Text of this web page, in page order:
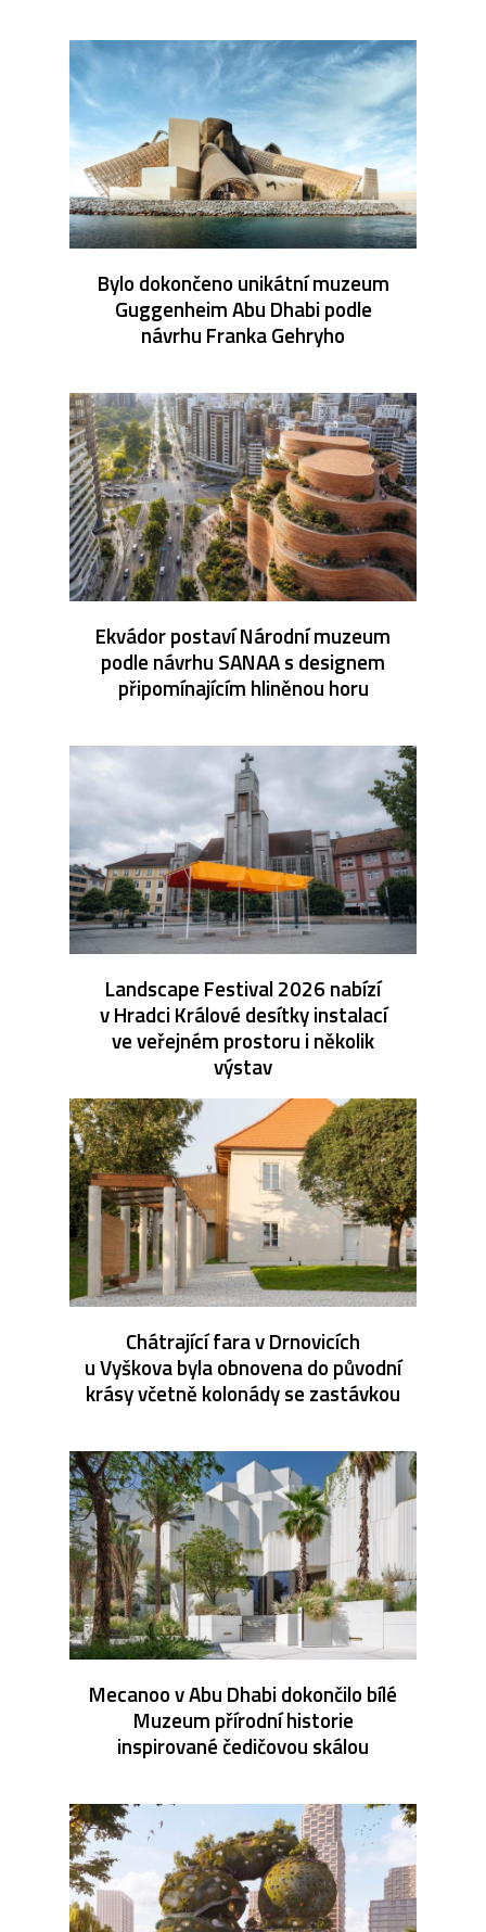
Bylo dokončeno unikátní muzeum
Guggenheim Abu Dhabi podle
návrhu Franka Gehryho
Ekvádor postaví Národní muzeum
podle návrhu SANAA s designem
připomínajícím hliněnou horu
Landscape Festival 2026 nabízí
v Hradci Králové desítky instalací
ve veřejném prostoru i několik
výstav
Chátrající fara v Drnovicích
u Vyškova byla obnovena do původní
krásy včetně kolonády se zastávkou
Mecanoo v Abu Dhabi dokončilo bílé
Muzeum přírodní historie
inspirované čedičovou skálou